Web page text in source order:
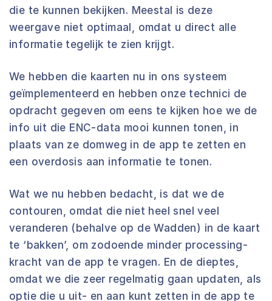
die te kunnen bekijken. Meestal is deze
weergave niet optimaal, omdat u direct alle
informatie tegelijk te zien krijgt.
We hebben die kaarten nu in ons systeem
geïmplementeerd en hebben onze technici de
opdracht gegeven om eens te kijken hoe we de
info uit die ENC-data mooi kunnen tonen, in
plaats van ze domweg in de app te zetten en
een overdosis aan informatie te tonen.
Wat we nu hebben bedacht, is dat we de
contouren, omdat die niet heel snel veel
veranderen (behalve op de Wadden) in de kaart
te ‘bakken’, om zodoende minder processing-
kracht van de app te vragen. En de dieptes,
omdat we die zeer regelmatig gaan updaten, als
optie die u uit- en aan kunt zetten in de app te